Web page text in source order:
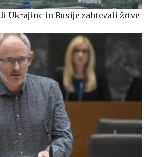
Ukrajine in Rusije zahtevali žrtve